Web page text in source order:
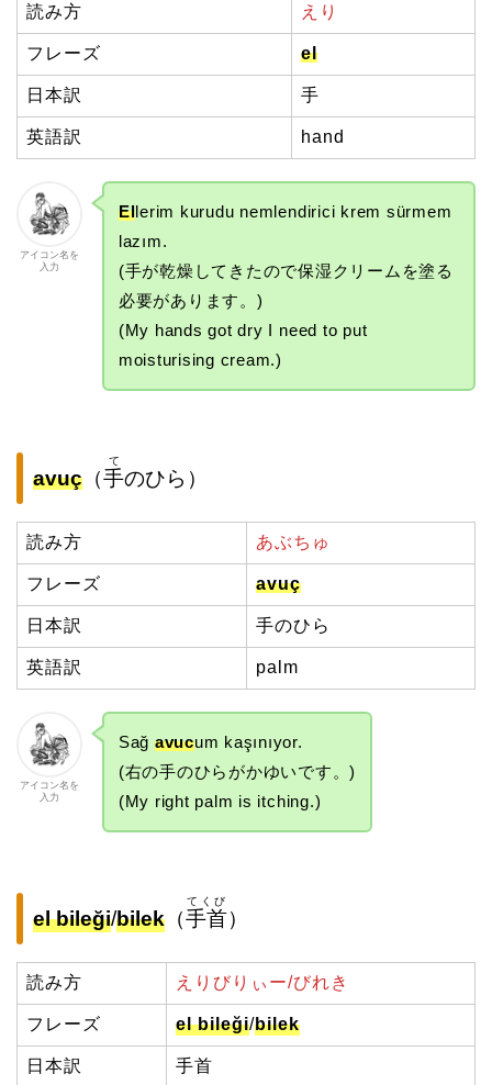
読み方 えり
フレーズ el
日本訳 手
英語訳 hand
アイコン名を
入力
Ellerim kurudu nemlendirici krem ​​sürmem
lazım.
(手が乾燥してきたので保湿クリームを塗る
必要があります。)
(My hands got dry I need to put
moisturising cream.)
avuç （手
て
のひら）
読み方 あぶちゅ
フレーズ avuç
日本訳 手のひら
英語訳 palm
アイコン名を
入力
Sağ avucum kaşınıyor.
(右の手のひらがかゆいです。)
(My right palm is itching.)
el bileği/bilek （手首
てくび
）
読み方 えりびりぃー/びれき
フレーズ el bileği/bilek
日本訳 手首